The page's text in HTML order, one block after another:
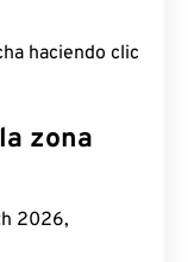
haciendo clic
zona
2026,